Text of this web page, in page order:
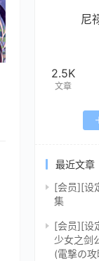
尼
2.5K
文章
最近文章
[会员][设
集
[会员][设
少女之剑
(電撃の